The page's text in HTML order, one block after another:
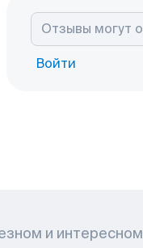
Войти
и интересном